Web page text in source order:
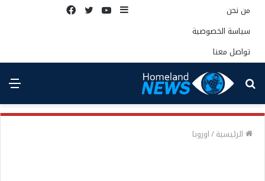
من نحن
سياسة الخصوصية
تواصل معنا
إضافة يوتيوبتويتر
بحث
عن
الرئيسية/اوروبا